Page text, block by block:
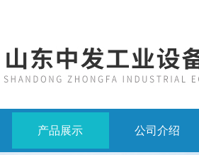
产品展示 公司介绍